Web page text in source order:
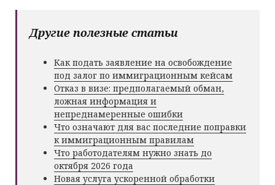
Другие полезные статьи
Как подать заявление на освобождение
под залог по иммиграционным кейсам
Отказ в визе: предполагаемый обман,
ложная информация и
непреднамеренные ошибки
Что означают для вас последние поправки
к иммиграционным правилам
Что работодателям нужно знать до
октября 2026 года
Новая услуга ускоренной обработки